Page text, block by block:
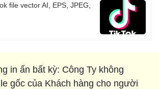
file vector AI, EPS, JPEG,
in ấn bất kỳ: Công Ty không
gốc của Khách hàng cho người